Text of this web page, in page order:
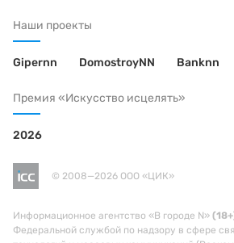
Наши проекты
Gipernn DomostroyNN Banknn
Премия «Искусство исцелять»
2026
© 2008—2026 ООО «ЦИК»
Информационное агентство «В городе N»
Федеральной службой по надзору в сфере